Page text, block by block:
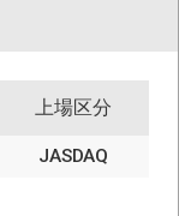
上場区分
JASDAQ